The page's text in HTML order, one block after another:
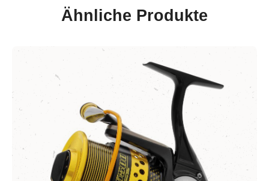
Ähnliche Produkte
Produktgalerie überspringen